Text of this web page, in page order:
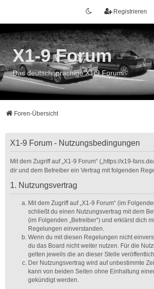
Registrieren
X1-9 Forum
Das deutschsprachige X1/9 Forum
Foren-Übersicht
X1-9 Forum - Nutzungsbedingungen
Mit dem Zugriff auf „X1-9 Forum“ („https://x19-
dir und dem Betreiber ein Vertrag mit folgenden
1. Nutzungsvertrag
Mit dem Zugriff auf „X1-9 Forum“ (im
schließt du einen Nutzungsvertrag mit dem
(im Folgenden „Betreiber“) und erklärst dich
Regelungen einverstanden.
Wenn du mit diesen Regelungen nicht
du das Board nicht weiter nutzen. Für die
gelten jeweils die an dieser Stelle
Der Nutzungsvertrag wird auf unbestimmte
kann von beiden Seiten ohne Einhaltung
gekündigt werden.